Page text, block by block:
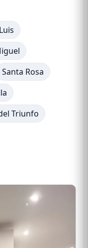
Santa Rosa
Triunfo